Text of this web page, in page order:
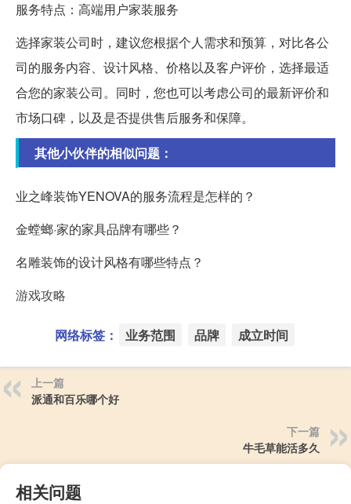
服务特点：高端用户家装服务
选择家装公司时，建议您根据个人需求和预算，对比各公
司的服务内容、设计风格、价格以及客户评价，选择最适
合您的家装公司。同时，您也可以考虑公司的最新评价和
市场口碑，以及是否提供售后服务和保障。
其他小伙伴的相似问题：
业之峰装饰YENOVA的服务流程是怎样的？
金螳螂·家的家具品牌有哪些？
名雕装饰的设计风格有哪些特点？
游戏攻略
网络标签： 业务范围 品牌 成立时间
上一篇
派通和百乐哪个好
下一篇
牛毛草能活多久
相关问题